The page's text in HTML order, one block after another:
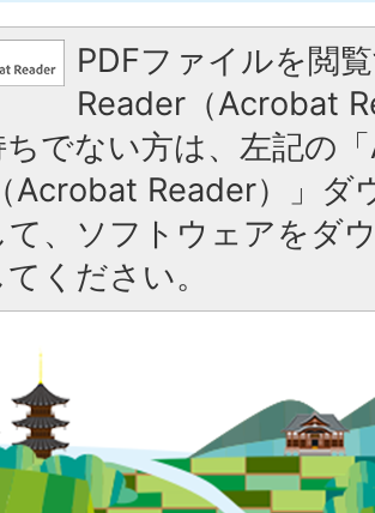
PDFファイルを閲
Reader（Acrobat
でない方は、左記の
Acrobat Reader）」ダ
て、ソフトウェアをダ
ください。